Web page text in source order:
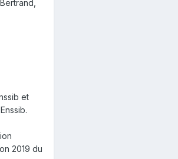
et
2019 du